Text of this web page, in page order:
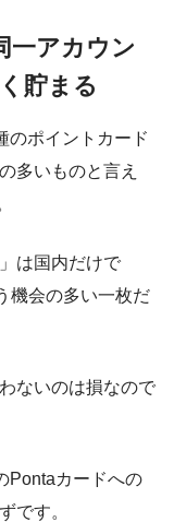
一アカウン
貯まる
のポイントカード
多いものと言え
は国内だけで
機会の多い一枚だ
ないのは損なので
Pontaカードへの
です。